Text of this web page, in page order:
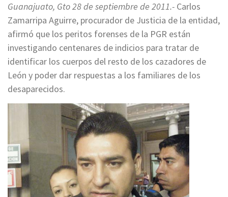
Guanajuato, Gto 28 de septiembre de 2011.- Carlos
Zamarripa Aguirre, procurador de Justicia de la entidad,
afirmó que los peritos forenses de la PGR están
investigando centenares de indicios para tratar de
identificar los cuerpos del resto de los cazadores de
León y poder dar respuestas a los familiares de los
desaparecidos.